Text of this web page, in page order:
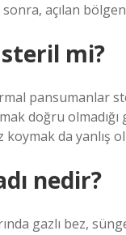
açılan
steril mi?
pansumanlar
doğru
koymak da yanlış
nedir?
gazlı bez,